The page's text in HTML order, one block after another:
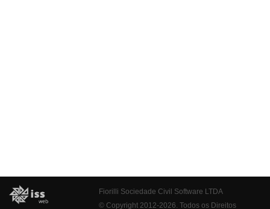
Fiorilli Sociedade Civil Software LTDA
© Copyright 2012-2026. Todos os Direitos